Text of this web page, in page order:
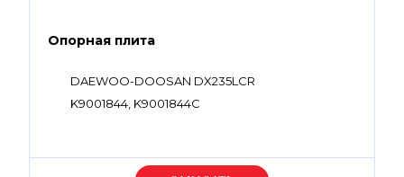
Опорная плита
DAEWOO-DOOSAN DX235LCR
K9001844, K9001844C